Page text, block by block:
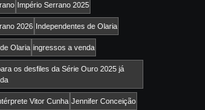
Império Serrano 2025
2026 Independentes de Olaria
Olaria ingressos a venda
os desfiles da Série Ouro 2025 já
Vitor Cunha Jennifer Conceição